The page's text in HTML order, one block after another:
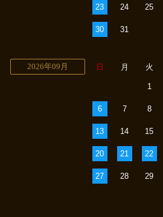
23 24 25
30 31
2026年09月 日 月 火
1
6 7 8
13 14 15
20 21 22
27 28 29